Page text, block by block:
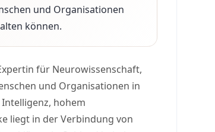
und Organisationen
können.
für Neurowissenschaft,
und Organisationen in
hohem
liegt in der Verbindung von